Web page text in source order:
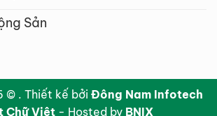
Sản
© . Thiết kế bởi Đông Nam Infotech
Chữ Việt- Hosted by BNIX